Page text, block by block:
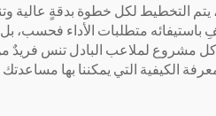
يتم التخطيط لكل خطوة بدقةٍ عالية
متطلبات الأداء فحسب،
كل مشروع لملاعب البادل تنس فريدٌ
الكيفية التي يمكننا بها